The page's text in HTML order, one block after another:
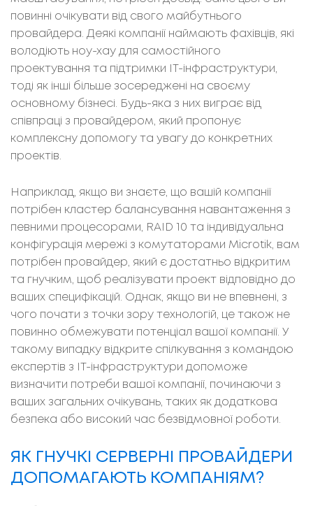
повинні очікувати від свого майбутнього
провайдера. Деякі компанії наймають фахівців, які
володіють ноу-хау для самостійного
проектування та підтримки ІТ-інфраструктури,
тоді як інші більше зосереджені на своєму
основному бізнесі. Будь-яка з них виграє від
співпраці з провайдером, який пропонує
комплексну допомогу та увагу до конкретних
проектів.
Наприклад, якщо ви знаєте, що вашій компанії
потрібен кластер балансування навантаження з
певними процесорами, RAID 10 та індивідуальна
конфігурація мережі з комутаторами Microtik, вам
потрібен провайдер, який є достатньо відкритим
та гнучким, щоб реалізувати проект відповідно до
ваших специфікацій. Однак, якщо ви не впевнені, з
чого почати з точки зору технологій, це також не
повинно обмежувати потенціал вашої компанії. У
такому випадку відкрите спілкування з командою
експертів з ІТ-інфраструктури допоможе
визначити потреби вашої компанії, починаючи з
ваших загальних очікувань, таких як додаткова
безпека або високий час безвідмовної роботи.
ЯК ГНУЧКІ СЕРВЕРНІ ПРОВАЙДЕРИ
ДОПОМАГАЮТЬ КОМПАНІЯМ?